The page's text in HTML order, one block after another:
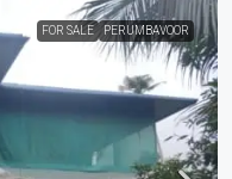
FOR SALE PERUMBAVOOR